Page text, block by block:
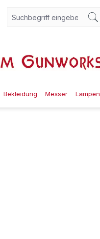
Bekleidung Messer Lampen